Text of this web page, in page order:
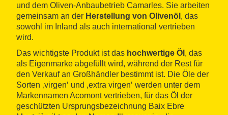
und dem Oliven-Anbaubetrieb Camarles. Sie arbeiten
gemeinsam an der Herstellung von Olivenöl , das
sowohl im Inland als auch international vertrieben
wird.
Das wichtigste Produkt ist das hochwertige Öl , das
als Eigenmarke abgefüllt wird, während der Rest für
den Verkauf an Großhändler bestimmt ist. Die Öle der
Sorten ‚virgen‘ und ‚extra virgen‘ werden unter dem
Markennamen Acomont vertrieben, für das Öl der
geschützten Ursprungsbezeichnung Baix Ebre